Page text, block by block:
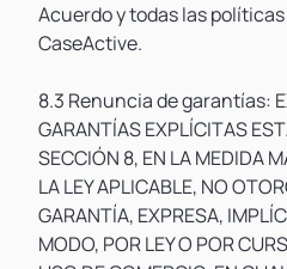
Acuerdo y todas las
CaseActive.
8.3 Renuncia de garantías:
GARANTÍAS EXPLÍCITAS
SECCIÓN 8, EN LA MEDIDA
LA LEY APLICABLE, NO
GARANTÍA, EXPRESA,
MODO, POR LEY O POR